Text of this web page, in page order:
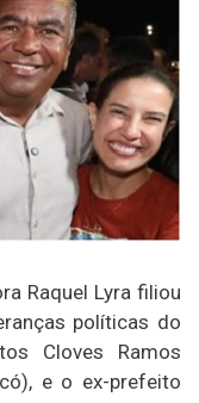
Raquel Lyra filiou
políticas do
Cloves Ramos
e o ex-prefeito